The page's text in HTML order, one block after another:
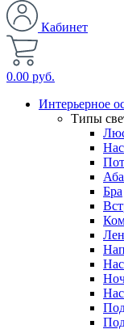
Кабинет
0.00 руб.
Интерьерное
Типы
Бра